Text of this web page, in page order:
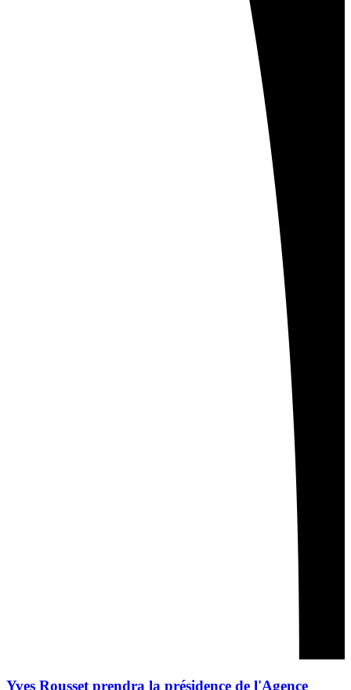
Yves Rousset prendra la présidence de l'Agence